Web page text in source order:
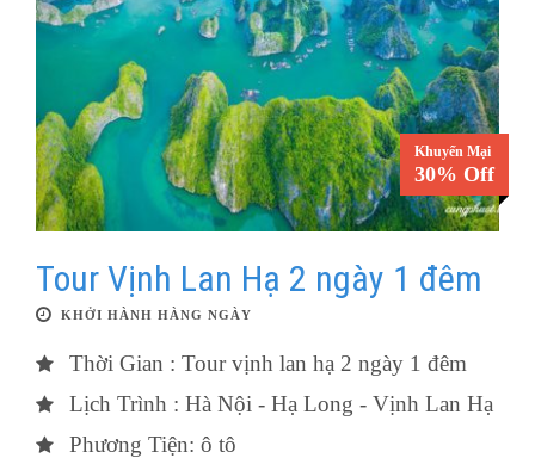
Khuyến Mại
30% Off
Tour Vịnh Lan Hạ 2 ngày 1 đêm
KHỞI HÀNH HÀNG NGÀY
Thời Gian : Tour vịnh lan hạ 2 ngày 1 đêm
Lịch Trình : Hà Nội - Hạ Long - Vịnh Lan Hạ
Phương Tiện: ô tô